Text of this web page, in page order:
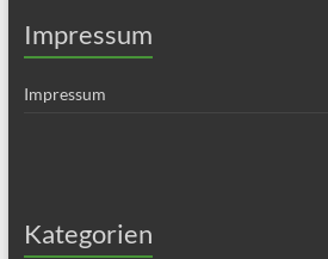
Impressum
Impressum
Kategorien